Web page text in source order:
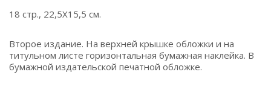
18 стр., 22,5Х15,5 см.
Второе издание. На верхней крышке обложки и на
титульном листе горизонтальная бумажная наклейка. В
бумажной издательской печатной обложке.